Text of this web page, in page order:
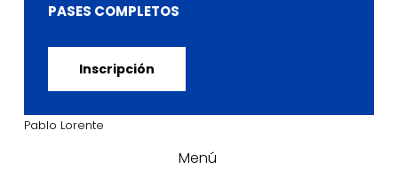
PASES COMPLETOS
Inscripción
Pablo Lorente
Menú